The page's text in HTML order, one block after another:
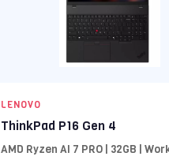
LENOVO
ThinkPad P16 Gen 4
AMD Ryzen AI 7 PRO | 32GB |